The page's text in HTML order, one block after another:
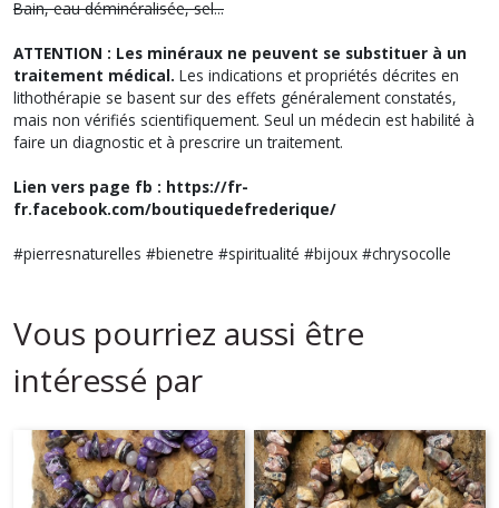
Bain, eau déminéralisée, sel...
ATTENTION : Les minéraux ne peuvent se substituer à un
traitement médical. Les indications et propriétés décrites en
lithothérapie se basent sur des effets généralement constatés,
mais non vérifiés scientifiquement. Seul un médecin est habilité à
faire un diagnostic et à prescrire un traitement.
Lien vers page fb : https://fr-
fr.facebook.com/boutiquedefrederique/
#pierresnaturelles #bienetre #spiritualité #bijoux #chrysocolle
Vous pourriez aussi être
intéressé par